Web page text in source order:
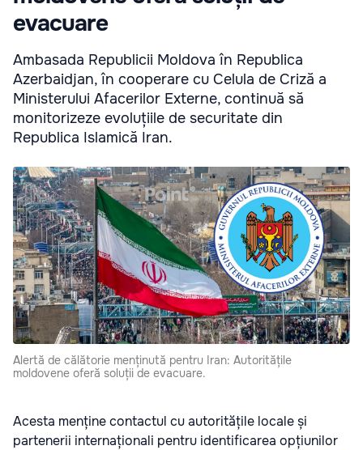
evacuare
Ambasada Republicii Moldova în Republica
Azerbaidjan, în cooperare cu Celula de Criză a
Ministerului Afacerilor Externe, continuă să
monitorizeze evoluțiile de securitate din
Republica Islamică Iran.
Alertă de călătorie menținută pentru Iran: Autoritățile
moldovene oferă soluții de evacuare.
Acesta menține contactul cu autoritățile locale și
partenerii internaționali pentru identificarea opțiunilor